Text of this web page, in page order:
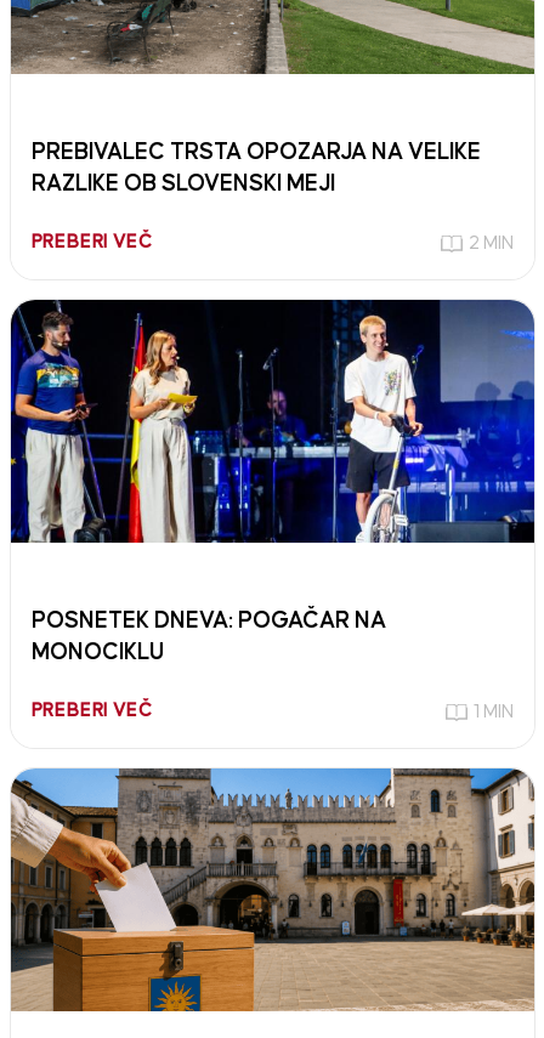
PREBIVALEC TRSTA OPOZARJA NA VELIKE
RAZLIKE OB SLOVENSKI MEJI
PREBERI VEČ 2 MIN
POSNETEK DNEVA: POGAČAR NA
MONOCIKLU
PREBERI VEČ 1 MIN